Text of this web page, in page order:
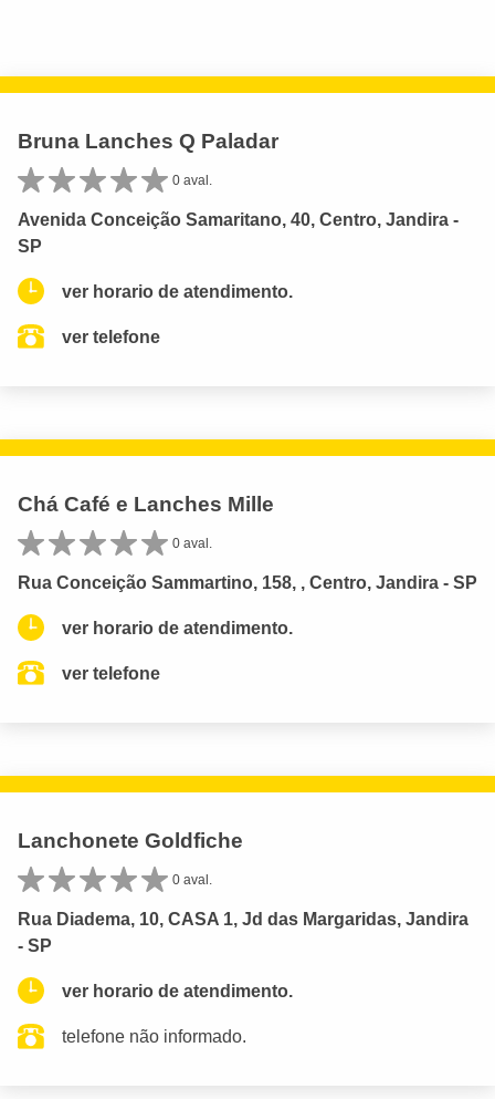
Bruna Lanches Q Paladar
0 aval.
Avenida Conceição Samaritano, 40, Centro, Jandira -
SP
ver horario de atendimento.
ver telefone
Chá Café e Lanches Mille
0 aval.
Rua Conceição Sammartino, 158, , Centro, Jandira - SP
ver horario de atendimento.
ver telefone
Lanchonete Goldfiche
0 aval.
Rua Diadema, 10, CASA 1, Jd das Margaridas, Jandira
- SP
ver horario de atendimento.
telefone não informado.